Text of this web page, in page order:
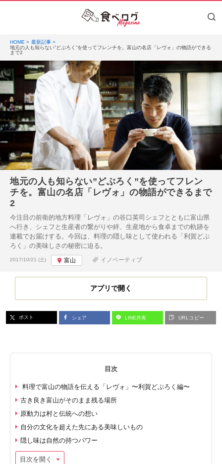
HOME
最新記事
地元の人も知らない”どぶろく”を使ってフレンチを。富山の名店「レヴォ」の物語ができる
まで2
地元の人も知らない”どぶろく”を使ってフレン
チを。富山の名店「レヴォ」の物語ができるまで
2
今注目の前衛的地方料理「レヴォ」の谷口英司シェフとともに富山県
へ行き、シェフと生産者の繋がりや絆、生産地から食卓までの軌跡を
連載でお届けする。今回は、料理の隠し味として使われる「利賀どぶ
ろく」の美味しさの秘密に迫る。
投稿日:
2017/10/21 (土) 富山 イノベーティブ
アプリで開く
ポスト シェア LINE共有 URLコピー
目次
料理で富山の物語を伝える「レヴォ」〜利賀どぶろく編〜
古き良き富山がそのまま残る場所
原動力は村と伝統への想い
自分の文化を超えた先にある美味しいもの
隠し味は自然の持つパワー
目次を開く